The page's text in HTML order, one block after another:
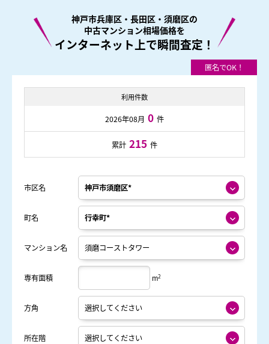
神戸市兵庫区・長田区・須磨区の
中古マンション相場価格を
インターネット上で瞬間査定！
利用件数
2026年08月 0 件
累計 215 件
市区名
町名
マンション名
専有面積 m2
方角
所在階